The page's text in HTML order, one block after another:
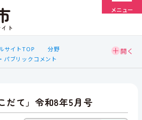
メニュー
サイトTOP
分野
パブリックコメント
だて」令和8年5月号